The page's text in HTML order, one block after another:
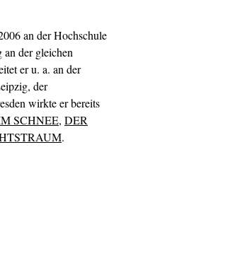
an der Hochschule
der gleichen
er u. a. an der
der
wirkte er bereits
SCHNEE, DER
.